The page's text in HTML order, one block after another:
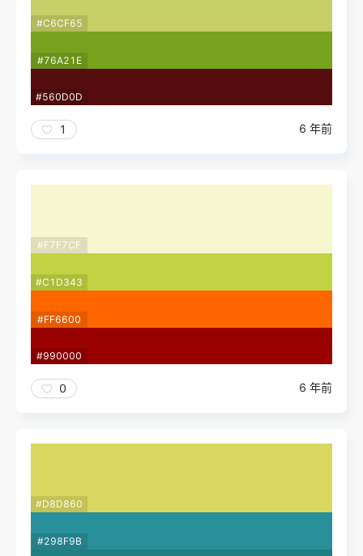
#C6CF65
#76A21E
#560D0D
1 6 年前
#F7F7CF
#C1D343
#FF6600
#990000
0 6 年前
#D8D860
#298F9B